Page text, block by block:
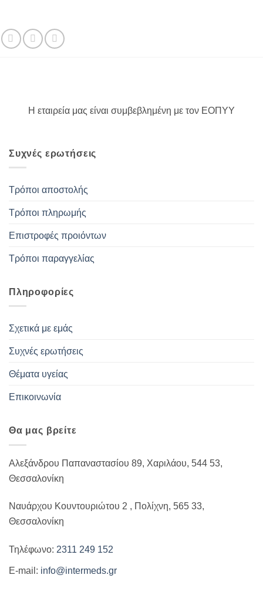
Η εταιρεία μας είναι συμβεβλημένη με τον ΕΟΠΥΥ
Συχνές ερωτήσεις
Τρόποι αποστολής
Τρόποι πληρωμής
Επιστροφές προιόντων
Τρόποι παραγγελίας
Πληροφορίες
Σχετικά με εμάς
Συχνές ερωτήσεις
Θέματα υγείας
Επικοινωνία
Θα μας βρείτε
Αλεξάνδρου Παπαναστασίου 89, Χαριλάου, 544 53,
Θεσσαλονίκη
Ναυάρχου Κουντουριώτου 2 , Πολίχνη, 565 33,
Θεσσαλονίκη
Τηλέφωνο: 2311 249 152
E-mail: info@intermeds.gr